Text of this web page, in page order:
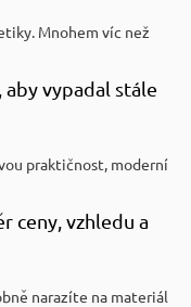
Mnohem víc než
aby vypadal stále
praktičnost, moderní
ceny, vzhledu a
narazíte na materiál